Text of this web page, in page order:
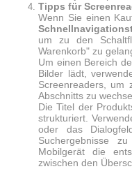
Tipps für
Wenn Sie einen
um zu den
Warenkorb" zu
Um einen Bereich
Bilder lädt,
Screenreaders, um
Abschnitts zu
Die Titel der
strukturiert.
oder das
Suchergebnisse
Mobilgerät die
zwischen den